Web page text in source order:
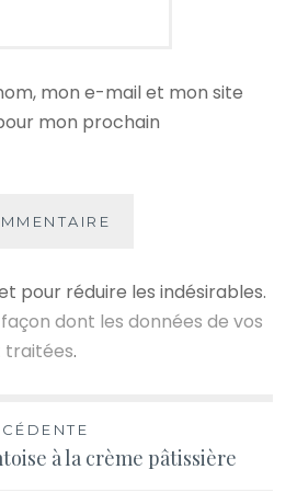
mon e-mail et mon site
mon prochain
pour réduire les indésirables.
dont les données de vos
traitées.
à la crème pâtissière